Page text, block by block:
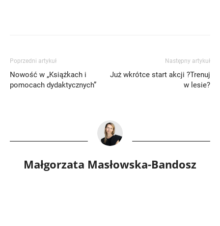
Poprzedni artykuł
Nowość w „Książkach i
pomocach dydaktycznych”
Następny artykuł
Już wkrótce start akcji ?Trenuj
w lesie?
Małgorzata Masłowska-Bandosz